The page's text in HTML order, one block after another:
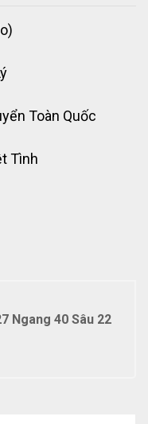
Toàn Quốc
Tình
Ngang 40 Sâu 22